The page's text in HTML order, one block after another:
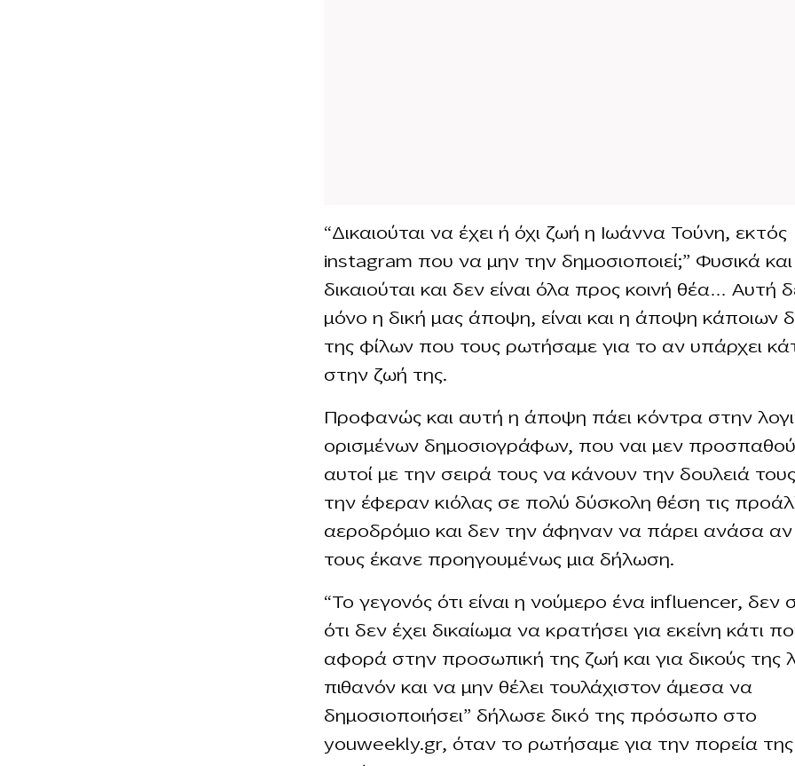
“Δικαιούται να έχει ή όχι ζωή η Ιωάννα Τούνη, εκτός
instagram που να μην την δημοσιοποιεί;” Φυσικά και
δικαιούται και δεν είναι όλα προς κοινή θέα… Αυτή
μόνο η δική μας άποψη, είναι και η άποψη κάποιων
της φίλων που τους ρωτήσαμε για το αν υπάρχει
στην ζωή της.
Προφανώς και αυτή η άποψη πάει κόντρα στην
ορισμένων δημοσιογράφων, που ναι μεν
αυτοί με την σειρά τους να κάνουν την δουλειά
την έφεραν κιόλας σε πολύ δύσκολη θέση τις
αεροδρόμιο και δεν την άφηναν να πάρει ανάσα
τους έκανε προηγουμένως μια δήλωση.
“Το γεγονός ότι είναι η νούμερο ένα influencer, δεν
ότι δεν έχει δικαίωμα να κρατήσει για εκείνη κάτι
αφορά στην προσωπική της ζωή και για δικούς της
πιθανόν και να μην θέλει τουλάχιστον άμεσα να
δημοσιοποιήσει” δήλωσε δικό της πρόσωπο στο
youweekly.gr, όταν το ρωτήσαμε για την πορεία